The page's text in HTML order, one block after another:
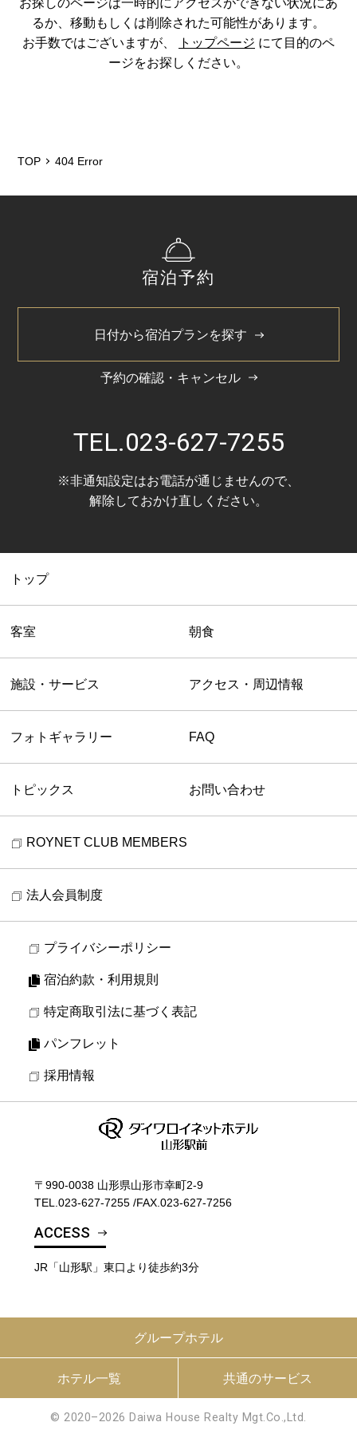
るか、移動もしくは削除された可能性があります。
お手数ではございますが、
トップページ にて目的のペ
ージをお探しください。
TOP 404 Error
宿泊予約
日付から宿泊プランを探す
予約の確認・キャンセル
TEL.023-627-7255
※非通知設定はお電話が通じませんので、
解除しておかけ直しください。
トップ
客室 朝食
施設・サービス アクセス・周辺情報
フォトギャラリー FAQ
トピックス お問い合わせ
ROYNET CLUB MEMBERS
法人会員制度
プライバシーポリシー
宿泊約款・利用規則
特定商取引法に基づく表記
パンフレット
採用情報
〒990-0038 山形県山形市幸町2-9
TEL. 023-627-7255 /FAX.023-627-7256
ACCESS
JR「山形駅」東口より徒歩約3分
グループホテル
ホテル一覧 共通のサービス
© 2020–2026 Daiwa House Realty Mgt.Co.,Ltd.